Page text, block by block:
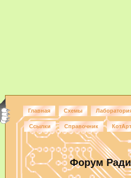
Главная Схемы
Ссылки Справочник КотАрт
Форум